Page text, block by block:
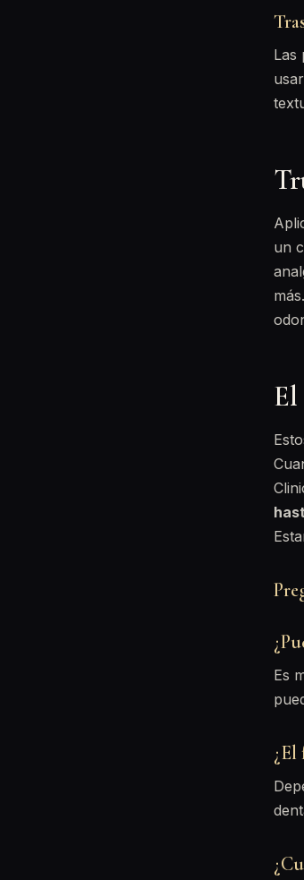
Las
un
El
Es